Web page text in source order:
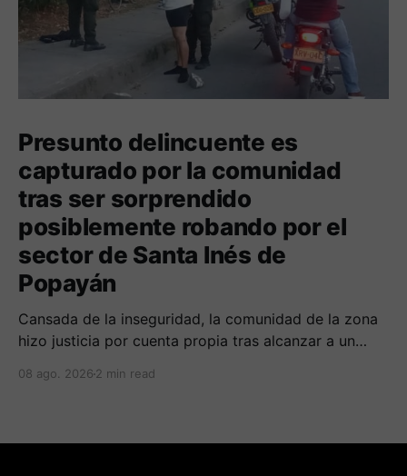
Presunto delincuente es
capturado por la comunidad
tras ser sorprendido
posiblemente robando por el
sector de Santa Inés de
Popayán
Cansada de la inseguridad, la comunidad de la zona
hizo justicia por cuenta propia tras alcanzar a un
comuna cuatro. La gente pedía que lo incineraran,
08 ago. 2026 2 min read